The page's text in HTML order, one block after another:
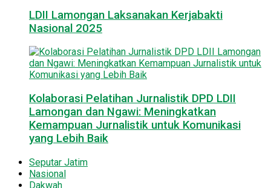
LDII Lamongan Laksanakan Kerjabakti
Nasional 2025
Kolaborasi Pelatihan Jurnalistik DPD LDII
Lamongan dan Ngawi: Meningkatkan
Kemampuan Jurnalistik untuk Komunikasi
yang Lebih Baik
Seputar Jatim
Nasional
Dakwah